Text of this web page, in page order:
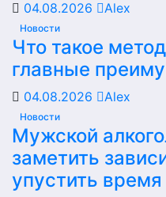
04.08.2026 Alex
Новости
Что такое
главные
04.08.2026 Alex
Новости
Мужской
заметить
упустить время